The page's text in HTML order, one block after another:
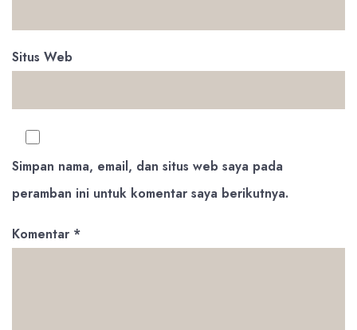
Situs Web
Simpan nama, email, dan situs web saya pada
peramban ini untuk komentar saya berikutnya.
Komentar *